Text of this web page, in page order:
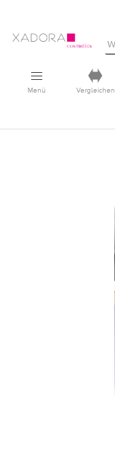
Menü Vergleichen